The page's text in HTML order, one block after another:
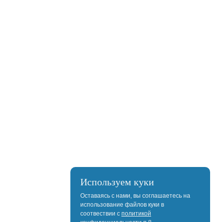
Используем куки
Оставаясь с нами, вы соглашаетесь на
использование файлов куки в
соотвествии с политикой